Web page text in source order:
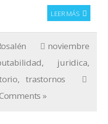
LEER MÁS
noviembre
, juridica,
,trastornos
»